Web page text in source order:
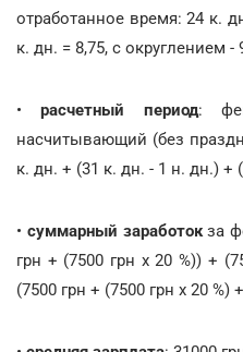
отработанное время: 24 к.
к. дн. = 8,75, с округлением -
•расчетный период:
насчитывающий (без
к. дн. + (31 к. дн. - 1 н. дн.) +
• суммарный заработокза
грн + (7500 грн х 20 %)) +
(7500 грн + (7500 грн х 20 %)